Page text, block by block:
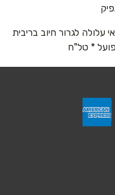
עלולה לגרור חיוב בריבית
* טל"ח